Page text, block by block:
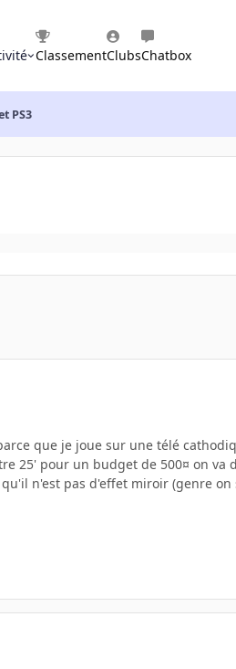
ClassementClubsChatbox
PS3
que je joue sur une télé
25' pour un budget de 500¤ on va
n'est pas d'effet miroir (genre on